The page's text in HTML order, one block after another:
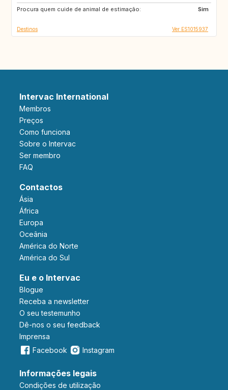
Procura quem cuide de animal de estimação:
Sim
ES
Destinos Ver ES1015937
Intervac International
Membros
Preços
Como funciona
Sobre o Intervac
Ser membro
FAQ
Contactos
Ásia
África
Europa
Oceânia
América do Norte
América do Sul
Eu e o Intervac
Blogue
Receba a newsletter
O seu testemunho
Dê-nos o seu feedback
Imprensa
Facebook
Instagram
Informações legais
Condições de utilização